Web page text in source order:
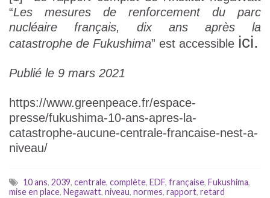
“Les mesures de renforcement du parc
nucléaire français, dix ans après la
catastrophe de Fukushima” est accessible ici.
Publié le 9 mars 2021
https://www.greenpeace.fr/espace-
presse/fukushima-10-ans-apres-la-
catastrophe-aucune-centrale-francaise-nest-a-
niveau/
10 ans, 2039, centrale, complète, EDF, française, Fukushima,
mise en place, Negawatt, niveau, normes, rapport, retard